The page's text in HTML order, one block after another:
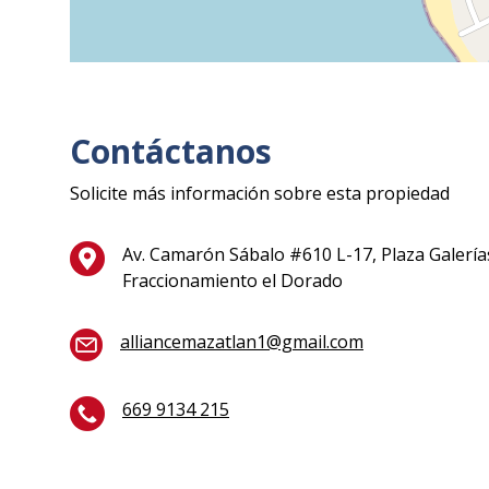
Contáctanos
Solicite más información sobre esta propiedad
Av. Camarón Sábalo #610 L-17, Plaza
Fraccionamiento el Dorado
alliancemazatlan1@gmail.com
669 9134 215